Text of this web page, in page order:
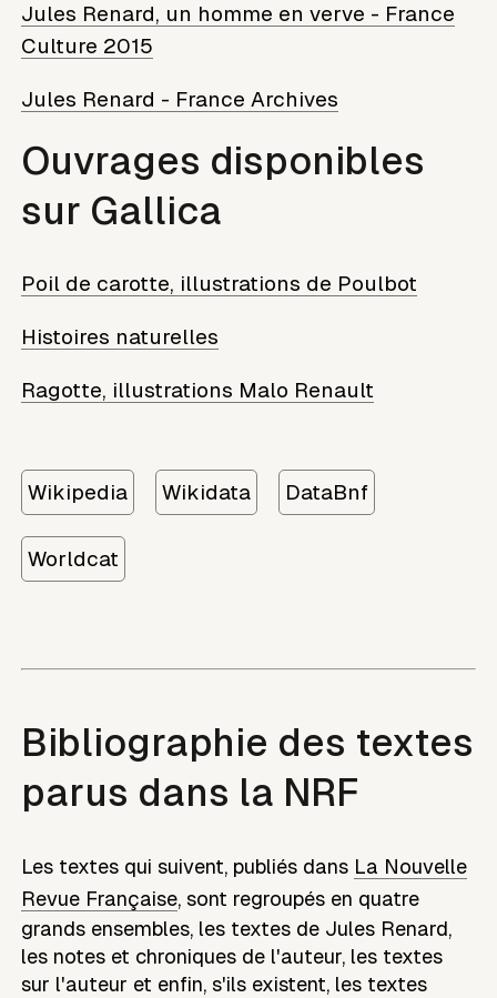
Jules Renard, un homme en verve - France
Culture 2015
Jules Renard - France Archives
Ouvrages disponibles
sur Gallica
Poil de carotte, illustrations de Poulbot
Histoires naturelles
Ragotte, illustrations Malo Renault
Wikipedia Wikidata DataBnf
Worldcat
Bibliographie des textes
parus dans la NRF
Les textes qui suivent, publiés dans La Nouvelle
Revue Française, sont regroupés en quatre
grands ensembles, les textes de Jules Renard,
les notes et chroniques de l'auteur, les textes
sur l'auteur et enfin, s'ils existent, les textes